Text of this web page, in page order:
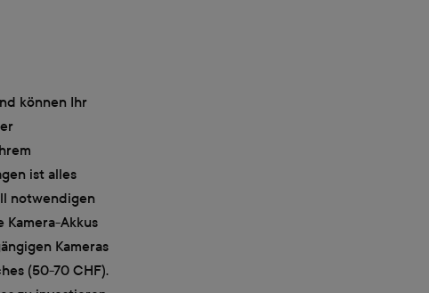
können Ihr
ist alles
notwendigen
Akkus
Kameras
(50-70 CHF).